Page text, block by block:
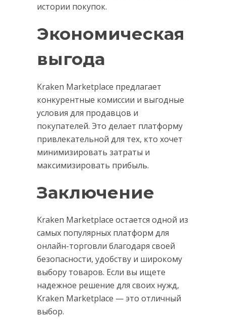
истории покупок.
Экономическая
выгода
Kraken Marketplace предлагает
конкурентные комиссии и выгодные
условия для продавцов и
покупателей. Это делает платформу
привлекательной для тех, кто хочет
минимизировать затраты и
максимизировать прибыль.
Заключение
Kraken Marketplace остается одной из
самых популярных платформ для
онлайн-торговли благодаря своей
безопасности, удобству и широкому
выбору товаров. Если вы ищете
надежное решение для своих нужд,
Kraken Marketplace — это отличный
выбор.